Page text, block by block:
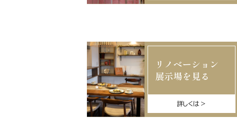
リノベーション
展示場を見る
詳しくは